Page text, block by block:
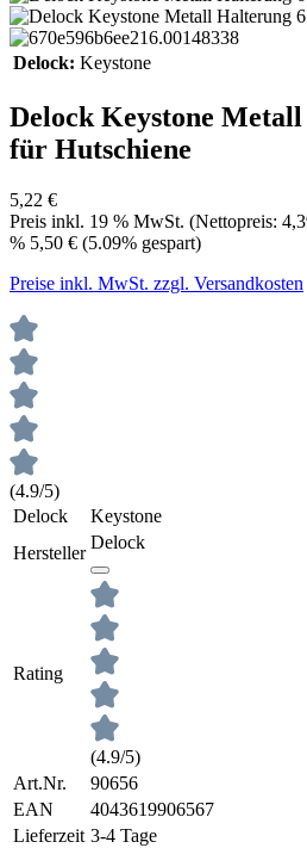
Delock: Keystone
Delock Keystone
für Hutschiene
5,22 €
Preis inkl. 19 % MwSt. (Nettopreis:
% 5,50 € (5.09% gespart)
Preise inkl. MwSt. zzgl. Versandkosten
(4.9/5)
Delock
Keystone
Hersteller
Delock
Rating
(4.9/5)
Art.Nr.
90656
EAN
4043619906567
Lieferzeit 3-4 Tage